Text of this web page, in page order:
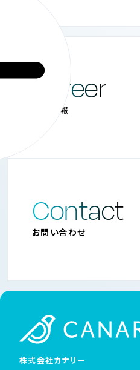
Career
採用情報
Contact
お問い合わせ
株式会社カナリー